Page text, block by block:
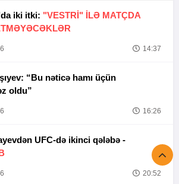
iki itki: "VESTRİ" İLƏ MATÇDA
14:37
“Bu nəticə hamı üçün
oldu”
16:26
Tofiq Musayevdən UFC-də ikinci qələbə -
20:52